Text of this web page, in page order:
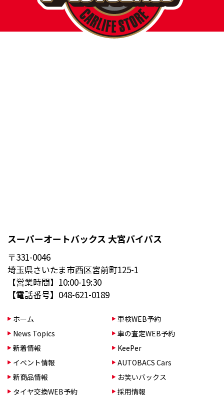
スーパーオートバックス 大宮バイパス
〒331-0046
埼玉県さいたま市西区宮前町125-1
【営業時間】10:00-19:30
【電話番号】048-621-0189
ホーム
News Topics
新着情報
イベント情報
新商品情報
タイヤ交換WEB予約
車検WEB予約
車の査定WEB予約
KeePer
AUTOBACS Cars
お笑いバックス
採用情報